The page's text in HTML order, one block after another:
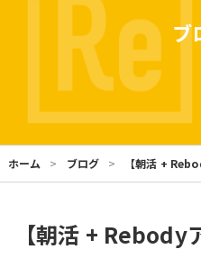
ブ
ホーム ブログ 【朝活 +
【朝活 + Rebody